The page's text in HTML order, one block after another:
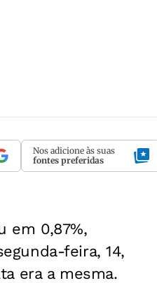
Nos adicione às suas
fontes preferidas
em 0,87%,
feira, 14,
era a mesma.